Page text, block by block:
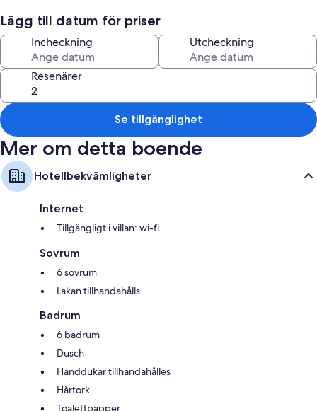
internetanslutning.
Du kan även hitta följande bekvämligheter:
6 badrum med duschar och hårtorkar
Lägg till datum för priser
Incheckning Utcheckning
Resenärer
Se tillgänglighet
Mer om detta boende
Hotellbekvämligheter
Internet
Tillgängligt i villan: wi-fi
Sovrum
6 sovrum
Lakan tillhandahålls
Badrum
6 badrum
Dusch
Handdukar tillhandahålles
Hårtork
Toalettpapper